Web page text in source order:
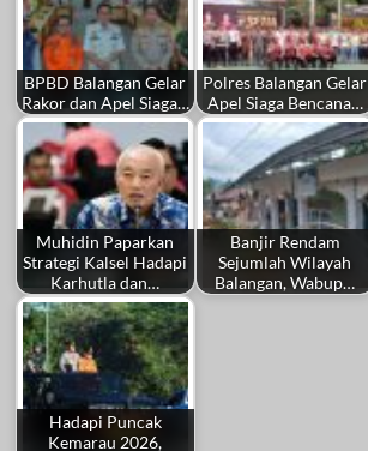
BPBD Balangan Gelar
Rakor dan Apel Siaga…
Polres Balangan Gelar
Apel Siaga Bencana…
Muhidin Paparkan
Strategi Kalsel Hadapi
Karhutla dan…
Banjir Rendam
Sejumlah Wilayah
Balangan, Wabup…
Hadapi Puncak
Kemarau 2026,